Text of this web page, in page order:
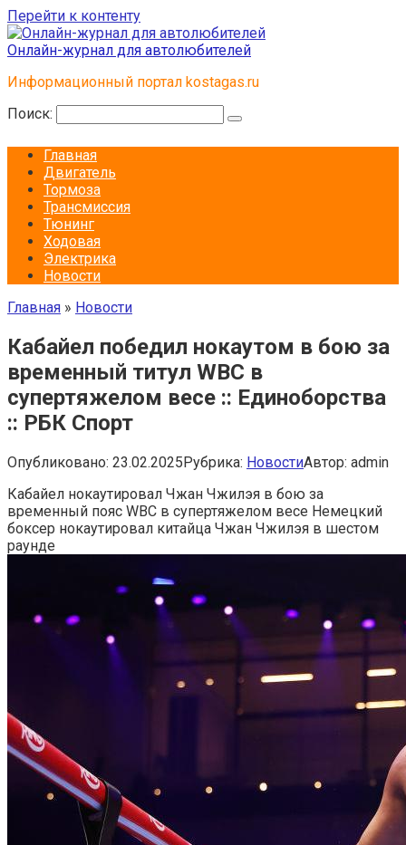
Перейти к контенту
Онлайн-журнал для автолюбителей
Информационный портал kostagas.ru
Поиск:
Главная
Двигатель
Тормоза
Трансмиссия
Тюнинг
Ходовая
Электрика
Новости
Главная » Новости
Кабайел победил нокаутом в бою за
временный титул WBC в
супертяжелом весе :: Единоборства
:: РБК Спорт
Опубликовано: 23.02.2025Рубрика: НовостиАвтор: admin
Кабайел нокаутировал Чжан Чжилэя в бою за
временный пояс WBC в супертяжелом весе Немецкий
боксер нокаутировал китайца Чжан Чжилэя в шестом
раунде